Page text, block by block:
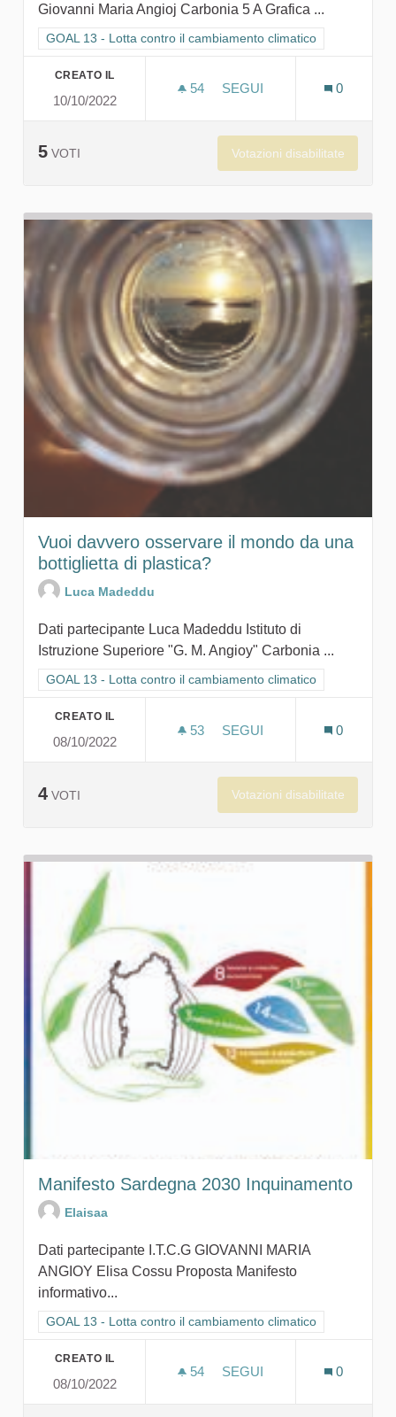
Giovanni Maria Angioj Carbonia 5 A Grafica ...
Filtra i risultati per categoria: GOAL 13 - Lotta contro il
GOAL 13 - Lotta contro il cambiamento climatico
CREATO IL
10/10/2022
54 54 SOSTENITORI
SEGUI
0
5 VOTI Votazioni disabilitate
Vuoi davvero osservare il mondo da una
bottiglietta di plastica?
Luca Madeddu
Dati partecipante Luca Madeddu Istituto di
Istruzione Superiore "G. M. Angioy" Carbonia ...
Filtra i risultati per categoria: GOAL 13 - Lotta contro il
GOAL 13 - Lotta contro il cambiamento climatico
CREATO IL
08/10/2022
53 53 SOSTENITORI
SEGUI
0
4 VOTI Votazioni disabilitate
Manifesto Sardegna 2030 Inquinamento
Elaisaa
Dati partecipante I.T.C.G GIOVANNI MARIA
ANGIOY Elisa Cossu Proposta Manifesto
informativo...
Filtra i risultati per categoria: GOAL 13 - Lotta contro il
GOAL 13 - Lotta contro il cambiamento climatico
CREATO IL
08/10/2022
54 54 SOSTENITORI
SEGUI
0